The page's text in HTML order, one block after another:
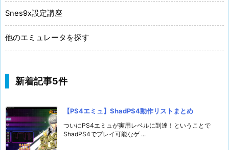
Snes9x設定講座
他のエミュレータを探す
新着記事5件
【PS4エミュ】ShadPS4動作リストまとめ
ついにPS4エミュが実用レベルに到達！ということで
ShadPS4でプレイ可能なゲ ...